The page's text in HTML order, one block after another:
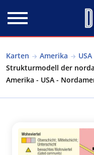
Karten Amerika
Strukturmodell der
Amerika - USA -